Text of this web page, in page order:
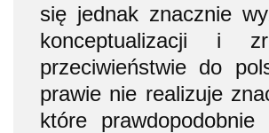
się jednak znacznie
konceptualizacji i
przeciwieństwie do
prawie nie realizuje
które